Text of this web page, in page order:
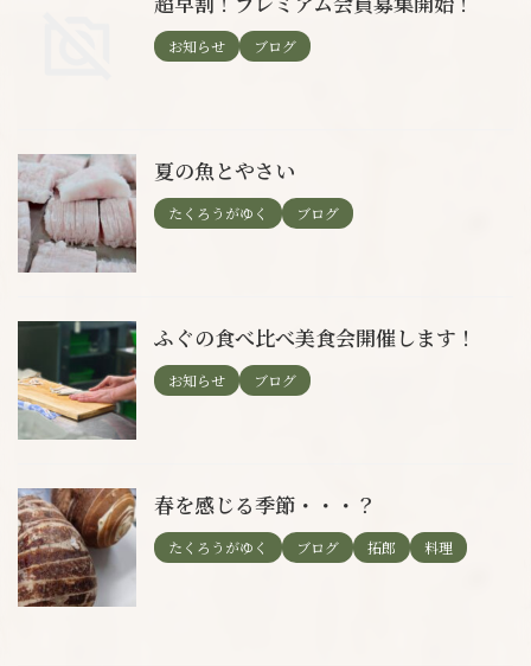
お知らせ ブログ
夏の魚とやさい
たくろうがゆく ブログ
ふぐの食べ比べ美食会開催します！
お知らせ ブログ
春を感じる季節・・・？
たくろうがゆく ブログ 拓郎 料理